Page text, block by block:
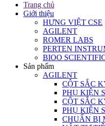
Trang chủ
Giới thiệu
HƯNG VIỆT CSE
AGILENT
ROMER LABS
PERTEN
BIOO
Sản phẩm
AGILENT
CỘT SẮC
PHỤ KIỆN
CỘT SẮC
PHỤ KIỆN
CHUẨN BỊ